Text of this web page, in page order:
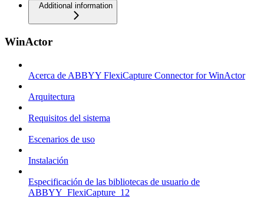
Additional information
WinActor
Acerca de ABBYY FlexiCapture Connector for WinActor
Arquitectura
Requisitos del sistema
Escenarios de uso
Instalación
Especificación de las bibliotecas de usuario de
ABBYY_FlexiCapture_12